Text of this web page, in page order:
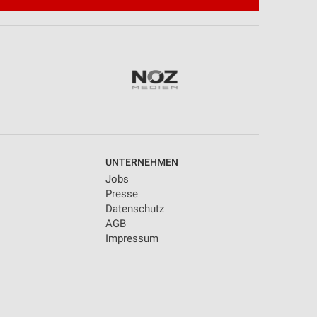
UNTERNEHMEN
Jobs
Presse
Datenschutz
AGB
Impressum